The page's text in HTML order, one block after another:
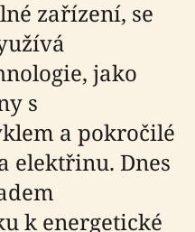
zařízení, se
jako
s
a pokročilé
elektřinu. Dnes
k energetické